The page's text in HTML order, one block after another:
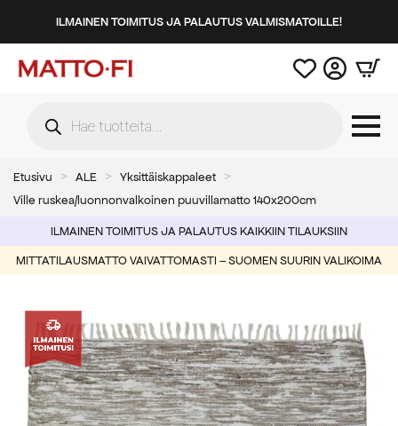
ILMAINEN TOIMITUS JA PALAUTUS VALMISMATOILLE!
search
Etusivu ALE
Yksittäiskappaleet
Ville ruskea/luonnonvalkoinen puuvillamatto 140x200cm
ILMAINEN TOIMITUS JA PALAUTUS KAIKKIIN TILAUKSIIN
MITTATILAUSMATTO VAIVATTOMASTI – SUOMEN SUURIN VALIKOIMA
-60%